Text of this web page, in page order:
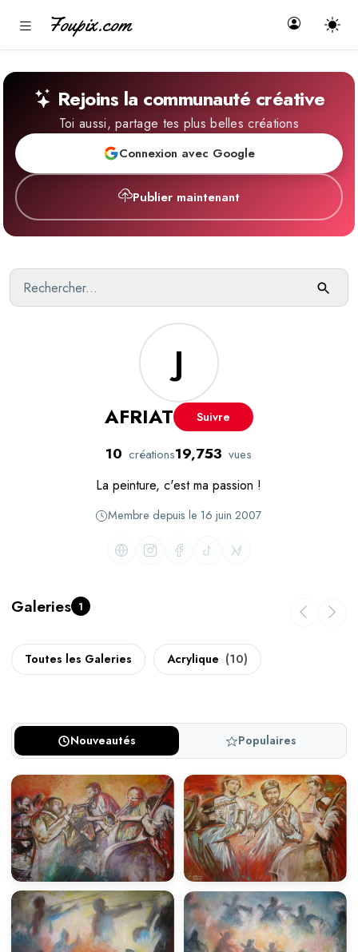
Foupix.com
Rejoins la communauté créative
Toi aussi, partage tes plus belles créations
Connexion avec Google
Publier maintenant
J
AFRIAT Suivre
10 créations19,753 vues
La peinture, c'est ma passion !
Membre depuis le 16 juin 2007
Galeries 1
Toutes les Galeries Acrylique (10)
Nouveautés Populaires